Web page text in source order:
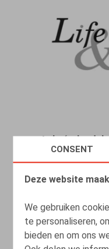
CONSENT
Deze website
We gebruiken
te personaliseren,
bieden en om ons
Loi
pensions
07.06.2023
LEES MEER